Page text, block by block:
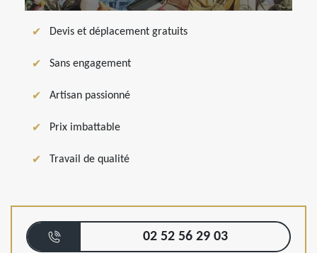
Devis et déplacement gratuits
Sans engagement
Artisan passionné
Prix imbattable
Travail de qualité
02 52 56 29 03